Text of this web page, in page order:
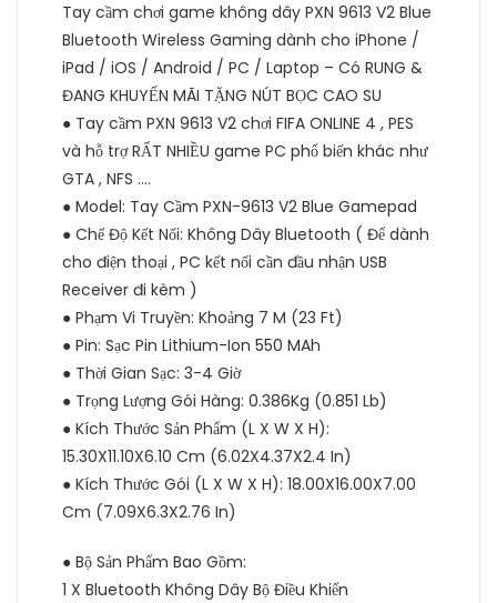
Tay cầm chơi game không dây PXN 9613 V2 Blue
Bluetooth Wireless Gaming dành cho iPhone /
iPad / iOS / Android / PC / Laptop – Có RUNG &
ĐANG KHUYẾN MÃI TẶNG NÚT BỌC CAO SU
● Tay cầm PXN 9613 V2 chơi FIFA ONLINE 4 , PES
và hỗ trợ RẤT NHIỀU game PC phổ biến khác như
GTA , NFS ….
● Model: Tay Cầm PXN-9613 V2 Blue Gamepad
● Chế Độ Kết Nối: Không Dây Bluetooth ( Để dành
cho điện thoại , PC kết nối cần đầu nhận USB
Receiver đi kèm )
● Phạm Vi Truyền: Khoảng 7 M (23 Ft)
● Pin: Sạc Pin Lithium-Ion 550 MAh
● Thời Gian Sạc: 3-4 Giờ
● Trọng Lượng Gói Hàng: 0.386Kg (0.851 Lb)
● Kích Thước Sản Phẩm (L X W X H):
15.30X11.10X6.10 Cm (6.02X4.37X2.4 In)
● Kích Thước Gói (L X W X H): 18.00X16.00X7.00
Cm (7.09X6.3X2.76 In)
● Bộ Sản Phẩm Bao Gồm:
1 X Bluetooth Không Dây Bộ Điều Khiển